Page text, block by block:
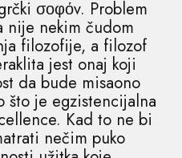
σοφόv. Problem
nije nekim čudom
filozofije, a filozof
jest onaj koji
da bude misaono
što je egzistencijalna
Kad to ne bi
nečim puko